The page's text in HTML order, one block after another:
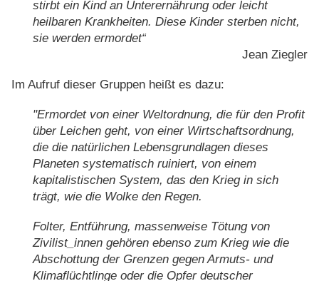
stirbt ein Kind an Unterernährung oder leicht
heilbaren Krankheiten. Diese Kinder sterben nicht,
sie werden ermordet“
Jean Ziegler
Im Aufruf dieser Gruppen heißt es dazu:
"Ermordet von einer Weltordnung, die für den Profit
über Leichen geht, von einer Wirtschafts­ordnung,
die die natürlichen Lebensgrundlagen dieses
Planeten systematisch ruiniert, von einem
kapitalistischen System, das den Krieg in sich
trägt, wie die Wolke den Regen.
Folter, Entführung, massenweise Tötung von
Zivilist_innen gehören ebenso zum Krieg wie die
Abschottung der Grenzen gegen Armuts- und
Klimaflüchtlinge oder die Opfer deutscher